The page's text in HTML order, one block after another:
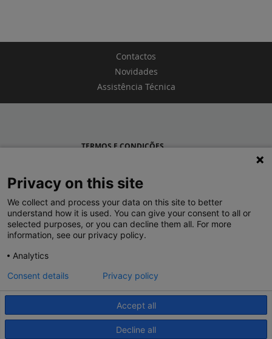
Contactos
Novidades
Assistência Técnica
TERMOS E CONDIÇÕES
LEGRAND PORTUGAL
GRUPO LEGRAND NO MUNDO
© 2020 Legrand. Todos os direitos reservados.
Privacy on this site
We collect and process your data on this site to better
understand how it is used. You can give your consent to all or
selected purposes, or you can decline them all. For more
information, see our privacy policy.
Analytics
Accept all
Decline all
Consent details Privacy policy